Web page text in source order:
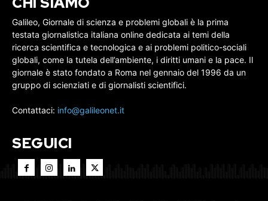
Galileo, Giornale di scienza e problemi globali è la prima
testata giornalistica italiana online dedicata ai temi della
ricerca scientifica e tecnologica e ai problemi politico-sociali
globali, come la tutela dell’ambiente, i diritti umani e la pace. Il
giornale è stato fondato a Roma nel gennaio del 1996 da un
gruppo di scienziati e di giornalisti scientifici.
Contattaci: info@galileonet.it
SEGUICI